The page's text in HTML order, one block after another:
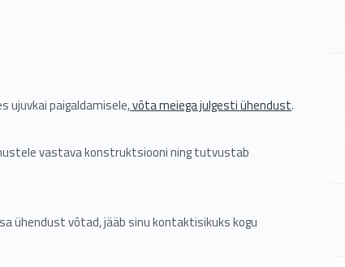
ujuvkai paigaldamisele,võta meiega julgesti ühendust.
vastava konstruktsiooni ning tutvustab
ühendust võtad, jääb sinu kontaktisikuks kogu